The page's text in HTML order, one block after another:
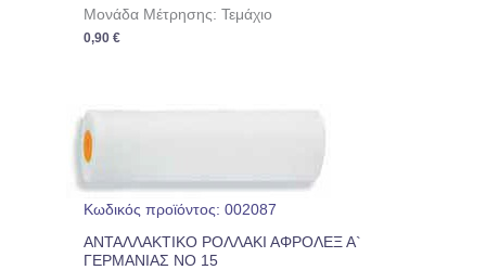
Μονάδα Μέτρησης: Τεμάχιο
0,90€
Κωδικός προϊόντος: 002087
ΑΝΤΑΛΛΑΚΤΙΚΟ ΡΟΛΛΑΚΙ ΑΦΡΟΛΕΞ Α`
ΓΕΡΜΑΝΙΑΣ ΝΟ 15